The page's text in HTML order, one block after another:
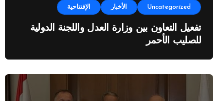
Uncategorized الأخبار الإفتتاحية
تفعيل التعاون بين وزارة العدل واللجنة الدولية
للصليب الأحمر